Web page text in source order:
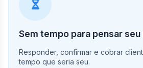
Sem tempo para pensar
Responder, confirmar e cobrar
tempo que seria seu.